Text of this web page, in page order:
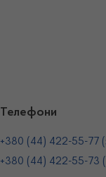
Телефони
+380 (44) 422-55-77
+380 (44) 422-55-73